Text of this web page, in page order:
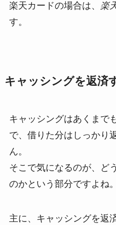
楽天カードの場合は、 楽
す。
キャッシングを返済
キャッシングはあくまで
で、借りた分はしっかり
ん。
そこで気になるのが、ど
のかという部分ですよね。
主に、キャッシングを返